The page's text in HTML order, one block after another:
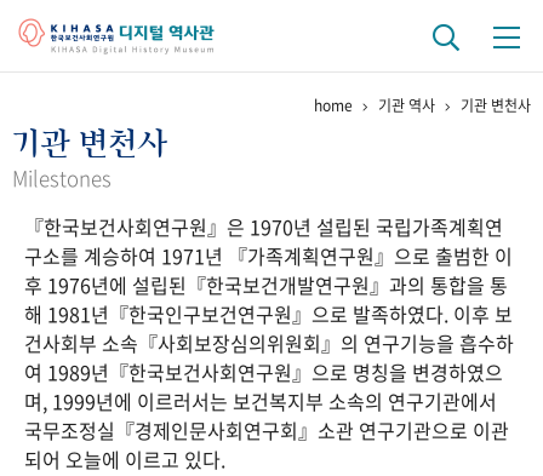
걸어온 길 기관 변천사
연구 역사
정책과 연구 키워드로 보는 연구 역사
연구자들
간행물 변천사
기록물 아카이브
사진 아카이브 문서 기록물 행정박물 영상 기록물
home 기관 역사 기관 변천사
기관 변천사
Milestones
『한국보건사회연구원』은 1970년 설립된 국립가족계획연
구소를 계승하여 1971년 『가족계획연구원』으로 출범한 이
후 1976년에 설립된『한국보건개발연구원』과의 통합을 통
해 1981년『한국인구보건연구원』으로 발족하였다. 이후 보
건사회부 소속『사회보장심의위원회』의 연구기능을 흡수하
여 1989년『한국보건사회연구원』으로 명칭을 변경하였으
며, 1999년에 이르러서는 보건복지부 소속의 연구기관에서
국무조정실『경제인문사회연구회』소관 연구기관으로 이관
되어 오늘에 이르고 있다.